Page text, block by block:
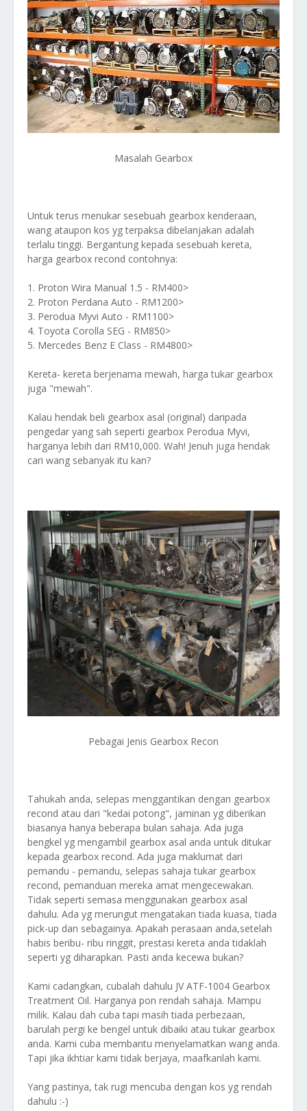
Masalah Gearbox
Untuk terus menukar sesebuah gearbox kenderaan,
wang ataupon kos yg terpaksa dibelanjakan adalah
terlalu tinggi. Bergantung kepada sesebuah kereta,
harga gearbox recond contohnya:
1. Proton Wira Manual 1.5 - RM400>
2. Proton Perdana Auto - RM1200>
3. Perodua Myvi Auto - RM1100>
4. Toyota Corolla SEG - RM850>
5. Mercedes Benz E Class - RM4800>
Kereta- kereta berjenama mewah, harga tukar gearbox
juga "mewah".
Kalau hendak beli gearbox asal (original) daripada
pengedar yang sah seperti gearbox Perodua Myvi,
harganya lebih dari RM10,000. Wah! Jenuh juga hendak
cari wang sebanyak itu kan?
Pebagai Jenis Gearbox Recon
Tahukah anda, selepas menggantikan dengan gearbox
recond atau dari "kedai potong", jaminan yg diberikan
biasanya hanya beberapa bulan sahaja. Ada juga
bengkel yg mengambil gearbox asal anda untuk ditukar
kepada gearbox recond. Ada juga maklumat dari
pemandu - pemandu, selepas sahaja tukar gearbox
recond, pemanduan mereka amat mengecewakan.
Tidak seperti semasa menggunakan gearbox asal
dahulu. Ada yg merungut mengatakan tiada kuasa, tiada
pick-up dan sebagainya. Apakah perasaan anda,setelah
habis beribu- ribu ringgit, prestasi kereta anda tidaklah
seperti yg diharapkan. Pasti anda kecewa bukan?
Kami cadangkan, cubalah dahulu JV ATF-1004 Gearbox
Treatment Oil. Harganya pon rendah sahaja. Mampu
milik. Kalau dah cuba tapi masih tiada perbezaan,
barulah pergi ke bengel untuk dibaiki atau tukar gearbox
anda. Kami cuba membantu menyelamatkan wang anda.
Tapi jika ikhtiar kami tidak berjaya, maafkanlah kami.
Yang pastinya, tak rugi mencuba dengan kos yg rendah
dahulu :-)